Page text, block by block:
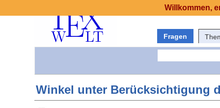
Fragen
Winkel unter Berücksichtigung
Willkommen,